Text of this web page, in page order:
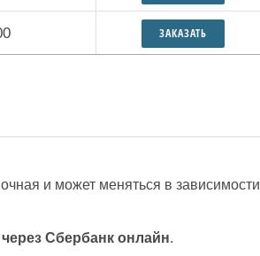
ЗАКАЗАТЬ
и может меняться в зависимости
Сбербанк онлайн.